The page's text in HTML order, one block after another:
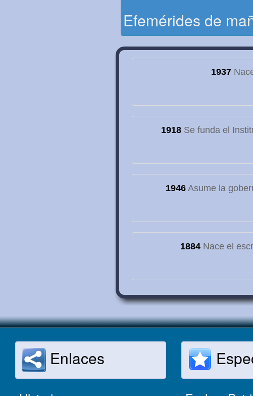
Efemérides de
1937
1918Se funda el
1946Asume la
1884 Nace el
Enlaces